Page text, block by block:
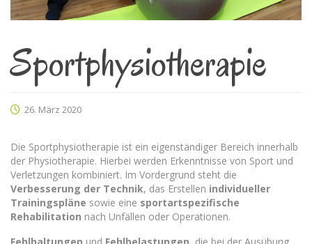
Sportphysiotherapie
26. März 2020
Die Sportphysiotherapie ist ein eigenständiger Bereich innerhalb
der Physiotherapie. Hierbei werden Erkenntnisse von Sport und
Verletzungen kombiniert. Im Vordergrund steht die
Verbesserung der Technik, das Erstellen individueller
Trainingspläne sowie eine sportartspezifische
Rehabilitation nach Unfällen oder Operationen.